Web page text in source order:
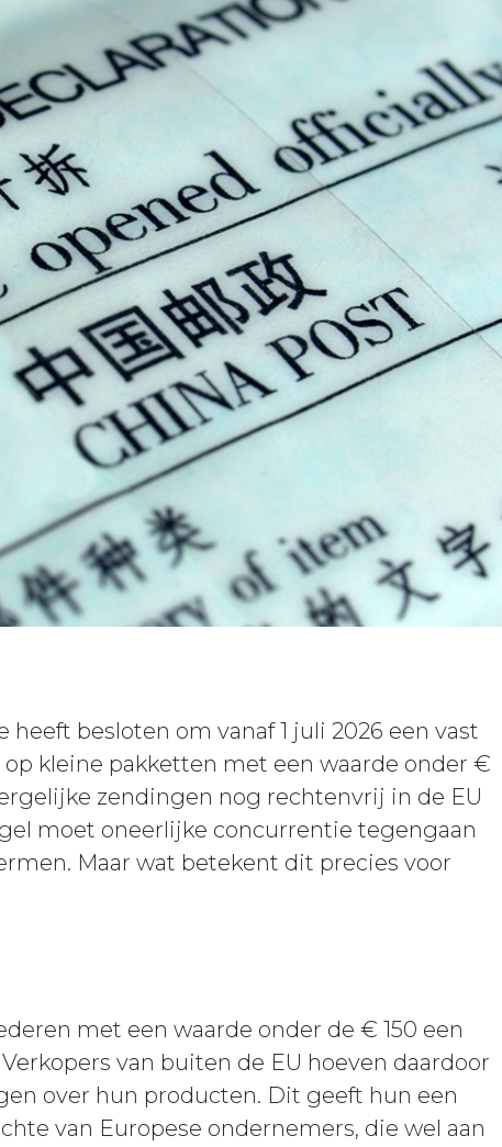
heeft besloten om vanaf 1 juli 2026 een vast
kleine pakketten met een waarde onder €
zendingen nog rechtenvrij in de EU
moet oneerlijke concurrentie tegengaan
Maar wat betekent dit precies voor
met een waarde onder de € 150 een
van buiten de EU hoeven daardoor
over hun producten. Dit geeft hun een
van Europese ondernemers, die wel aan